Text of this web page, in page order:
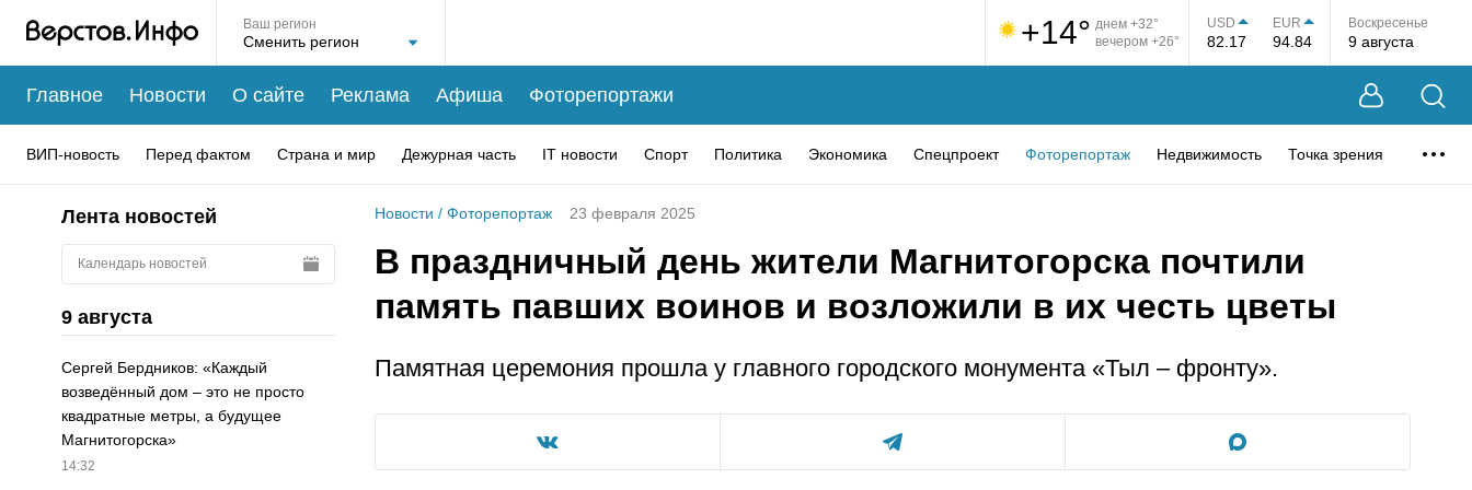
Ваш регион +14° днем +32°
вечером +26°
USD
82.17
EUR
94.84
Воскресенье
9 августа
Главное Новости О сайте Реклама Афиша Фоторепортажи
ВИП-новость Перед фактом Страна и мир Дежурная часть IT новости Спорт Политика Экономика Спецпроект Фоторепортаж Недвижимость Точка зрения
Лента новостей
Календарь новостей
9 августа
Сергей Бердников: «Каждый
возведённый дом – это не просто
квадратные метры, а будущее
Магнитогорска»
14:32
Новости / Фоторепортаж 23 февраля 2025
В праздничный день жители Магнитогорска почтили
память павших воинов и возложили в их честь цветы
Памятная церемония прошла у главного городского монумента «Тыл – фронту».